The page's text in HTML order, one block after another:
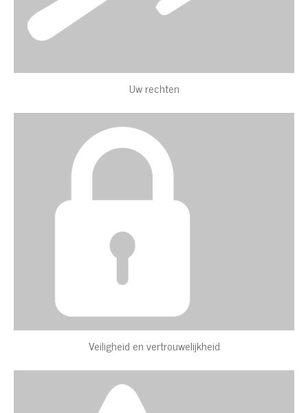
Uw rechten
Veiligheid en vertrouwelijkheid